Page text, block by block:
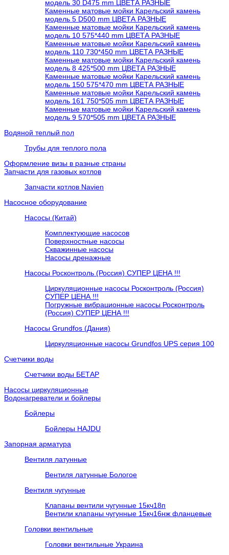
модель 30 D475 mm ЦВЕТА РАЗНЫЕ
Каменные матовые мойки Карельский камень
модель 5 D500 mm ЦВЕТА РАЗНЫЕ
Каменные матовые мойки Карельский камень
модель 10 575*440 mm ЦВЕТА РАЗНЫЕ
Каменные матовые мойки Карельский камень
модель 110 730*450 mm ЦВЕТА РАЗНЫЕ
Каменные матовые мойки Карельский камень
модель 8 425*500 mm ЦВЕТА РАЗНЫЕ
Каменные матовые мойки Карельский камень
модель 150 575*470 mm ЦВЕТА РАЗНЫЕ
Каменные матовые мойки Карельский камень
модель 161 750*505 mm ЦВЕТА РАЗНЫЕ
Каменные матовые мойки Карельский камень
модель 9 570*505 mm ЦВЕТА РАЗНЫЕ
Водяной теплый пол
Трубы для теплого пола
Оформление визы в разные страны
Запчасти для газовых котлов
Запчасти котлов Navien
Насосное оборудование
Насосы (Китай)
Комплектующие насосов
Поверхностные насосы
Скважинные насосы
Насосы дренажные
Насосы Росконтроль (Россия) СУПЕР ЦЕНА !!!
Циркуляционные насосы Росконтроль (Россия)
СУПЕР ЦЕНА !!!
Погружные вибрационные насосы Росконтроль
(Россия) СУПЕР ЦЕНА !!!
Насосы Grundfos (Дания)
Циркуляционные насосы Grundfos UPS серия 100
Счетчики воды
Счетчики воды БЕТАР
Насосы циркуляционные
Водонагреватели и бойлеры
Бойлеры
Бойлеры HAJDU
Запорная арматура
Вентиля латунные
Вентиля латунные Бологое
Вентиля чугунные
Клапаны вентили чугунные 15кч18п
Вентили клапаны чугунные 15кч16нж фланцевые
Головки вентильные
Головки вентильные Украина